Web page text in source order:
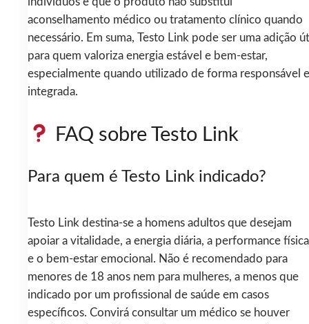
aconselhamento médico ou tratamento clínico quando
necessário. Em suma, Testo Link pode ser uma adição
para quem valoriza energia estável e bem‑estar,
especialmente quando utilizado de forma responsável e
integrada.
FAQ sobre Testo Link
Para quem é Testo Link indicado?
Testo Link destina‑se a homens adultos que desejam
apoiar a vitalidade, a energia diária, a performance física
e o bem‑estar emocional. Não é recomendado para
menores de 18 anos nem para mulheres, a menos que
indicado por um profissional de saúde em casos
específicos. Convirá consultar um médico se houver